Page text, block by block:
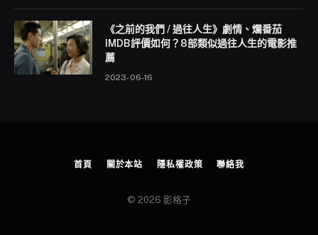
《之前的我們 / 過往人生》劇情、爛番茄
IMDB評價如何？8部類似過往人生的電影推
薦
2023-06-16
首頁 關於本站 隱私權政策 聯絡我
© 2026 影格子